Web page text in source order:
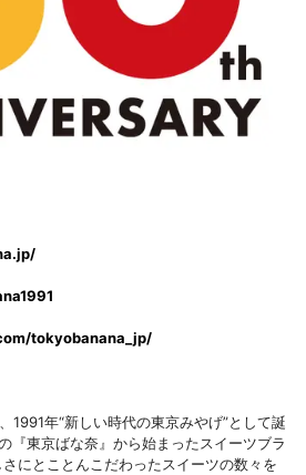
tokyobanana_jp/
1991年“新しい時代の東京みやげ”として誕
『東京ばな奈』から始まったスイーツブラ
にとことんこだわったスイーツの数々を